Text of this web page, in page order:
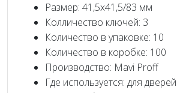
Размер: 41,5x41,5/83 мм
Колличество ключей: 3
Количество в упаковке: 10
Количество в коробке: 100
Производство: Mavi Proff
Где используется: для дверей